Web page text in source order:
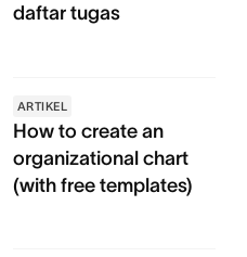
daftar tugas
ARTIKEL
How to create an
organizational chart
(with free templates)